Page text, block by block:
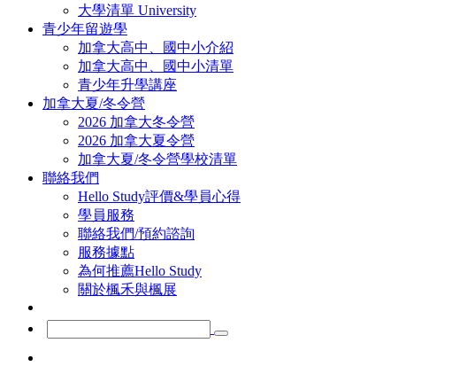
大學清單 University
青少年留遊學
加拿大高中、國中小介紹
加拿大高中、國中小清單
青少年升學講座
加拿大夏/冬令營
2026 加拿大冬令營
2026 加拿大夏令營
加拿大夏/冬令營學校清單
聯絡我們
Hello Study評價&學員心得
學員服務
聯絡我們/預約諮詢
服務據點
為何推薦Hello Study
關於楓禾與楓展